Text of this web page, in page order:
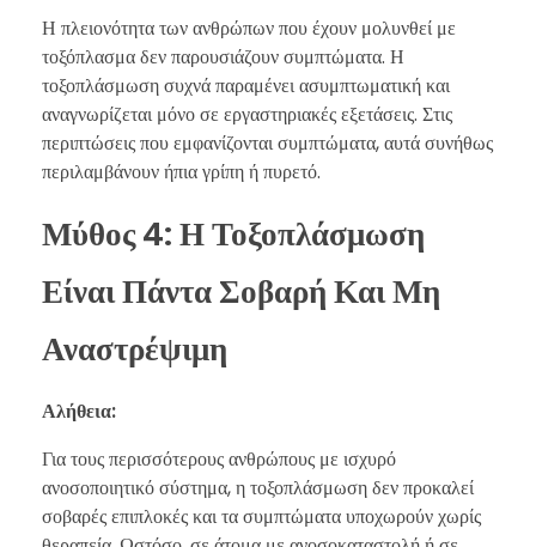
Η πλειονότητα των ανθρώπων που έχουν μολυνθεί με
τοξόπλασμα δεν παρουσιάζουν συμπτώματα. Η
τοξοπλάσμωση συχνά παραμένει ασυμπτωματική και
αναγνωρίζεται μόνο σε εργαστηριακές εξετάσεις. Στις
περιπτώσεις που εμφανίζονται συμπτώματα, αυτά συνήθως
περιλαμβάνουν ήπια γρίπη ή πυρετό.
Μύθος 4: Η Τοξοπλάσμωση
Είναι Πάντα Σοβαρή Και Μη
Αναστρέψιμη
Αλήθεια:
Για τους περισσότερους ανθρώπους με ισχυρό
ανοσοποιητικό σύστημα, η τοξοπλάσμωση δεν προκαλεί
σοβαρές επιπλοκές και τα συμπτώματα υποχωρούν χωρίς